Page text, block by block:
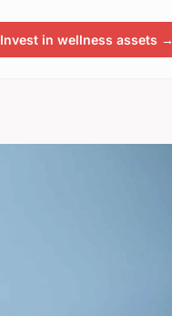
Invest in wellness assets →